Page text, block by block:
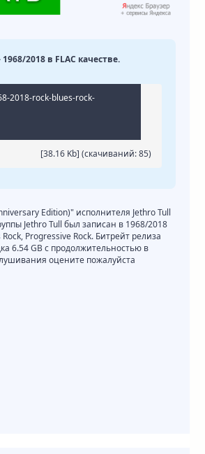
2018 в FLAC качестве.
2018-rock-blues-rock-
[38.16 Kb] (cкачиваний: 85)
Edition)" исполнителя Jethro Tull
Jethro Tull был записан в 1968/2018
Progressive Rock. Битрейт релиза
6.54 GB с продолжительностью в
оцените пожалуйста